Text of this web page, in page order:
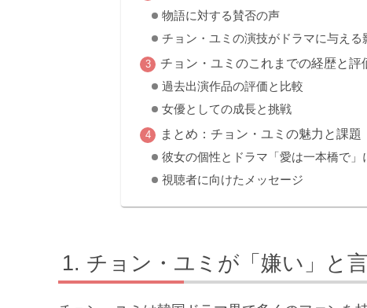
物語に対する賛否の声
チョン・ユミの演技がドラマに与える
チョン・ユミのこれまでの経歴と評
過去出演作品の評価と比較
女優としての成長と挑戦
まとめ：チョン・ユミの魅力と課題
彼女の個性とドラマ「愛は一本橋で」
視聴者に向けたメッセージ
チョン・ユミが「嫌い」と